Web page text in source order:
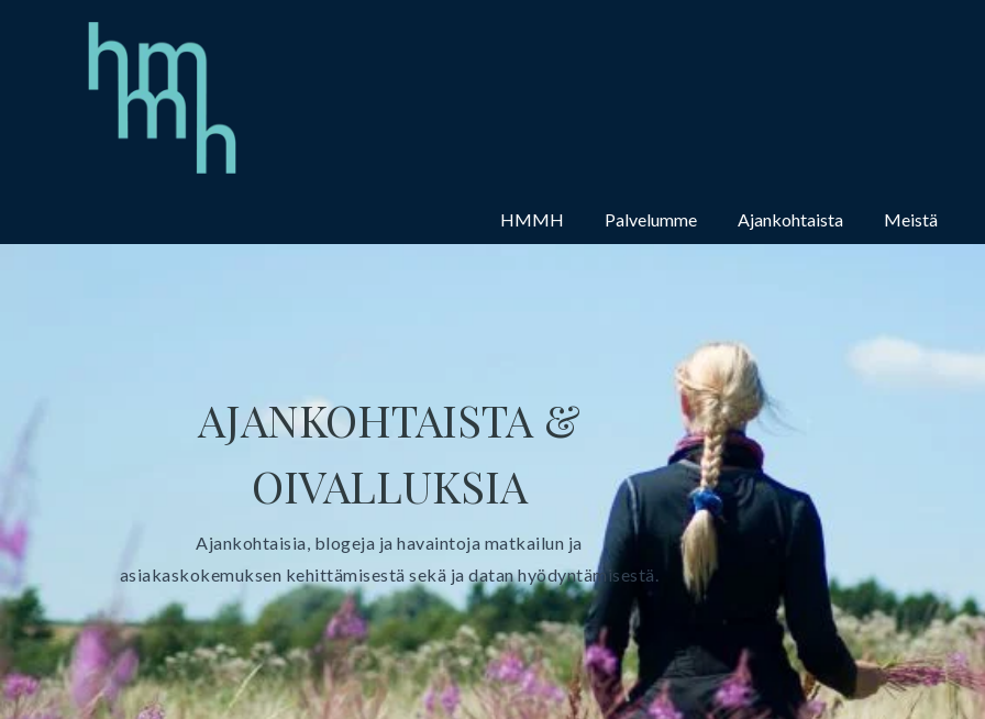
HMMH Palvelumme Ajankohtaista Meistä
AJANKOHTAISTA &
OIVALLUKSIA
Ajankohtaisia, blogeja ja havaintoja matkailun ja
asiakaskokemuksen kehittämisestä sekä ja datan hyödyntämisestä.